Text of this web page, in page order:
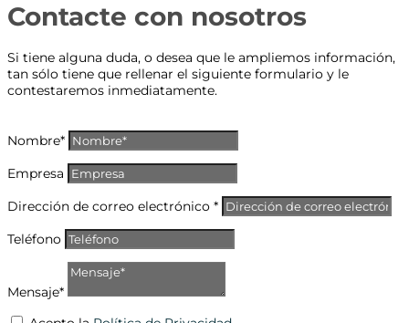
Contacte con nosotros
Si tiene alguna duda, o desea que le ampliemos información,
tan sólo tiene que rellenar el siguiente formulario y le
contestaremos inmediatamente.
Nombre*
Empresa
Dirección de correo electrónico *
Teléfono
Mensaje*